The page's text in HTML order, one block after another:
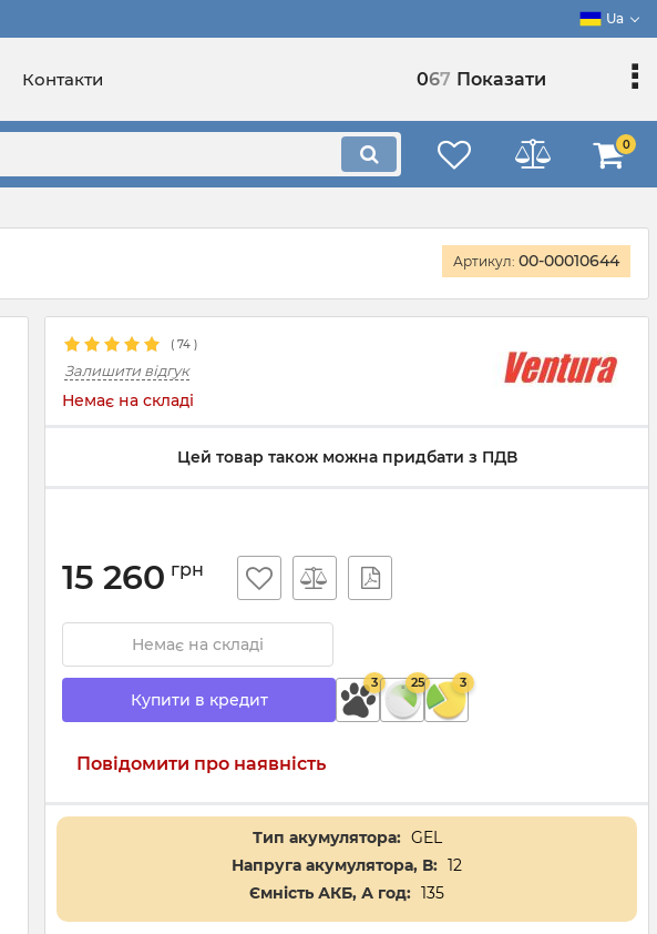
Ua
Контакти 067 Показати
0
Артикул: 00-00010644
( 74 )
Залишити відгук
Немає на складі
Цей товар також можна придбати з ПДВ
15 260 грн
Немає на складі
Купити в кредит
3 25 3
Повідомити про наявність
Тип акумулятора: GEL
Напруга акумулятора, В: 12
Ємність АКБ, А год: 135